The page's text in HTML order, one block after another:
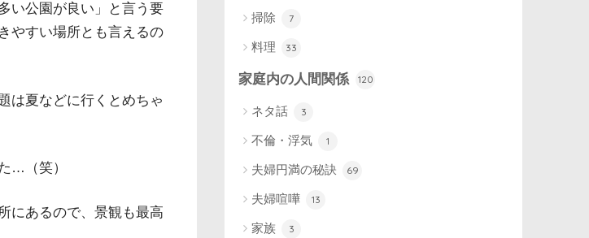
い公園が良い」と言う要
やすい場所とも言えるの
は夏などに行くとめちゃ
…（笑）
にあるので、景観も最高
掃除 7
料理 33
家庭内の人間関係 120
ネタ話 3
不倫・浮気 1
夫婦円満の秘訣 69
夫婦喧嘩 13
家族 3